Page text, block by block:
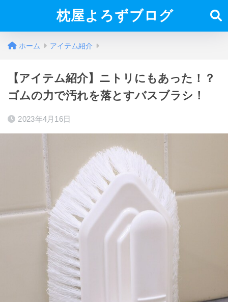
枕屋よろずブログ
ホーム アイテム紹介
【アイテム紹介】ニトリにもあった！？
ゴムの力で汚れを落とすバスブラシ！
2023年4月16日